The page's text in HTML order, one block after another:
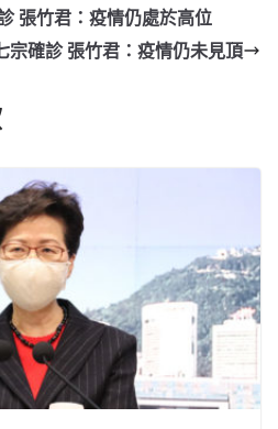
張竹君：疫情仍處於高位
宗確診 張竹君：疫情仍未見頂